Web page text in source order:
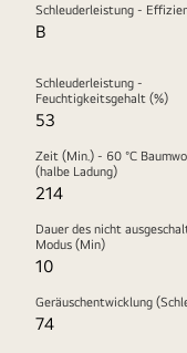
Schleuderleistung -
B
Schleuderleistung -
Feuchtigkeitsgehalt (%)
53
Zeit (Min.) - 60 °C
(halbe Ladung)
214
Dauer des nicht
Modus (Min)
10
Geräuschentwicklung
74